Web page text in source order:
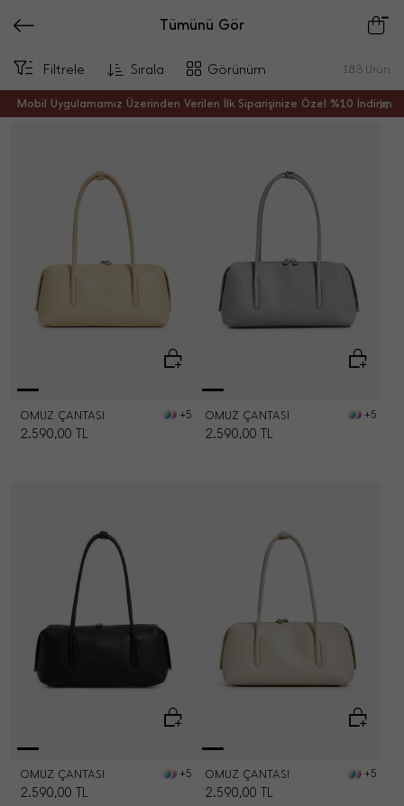
Mobil Uygulamamız Üzerinden Verilen İlk Siparişinize Özel %10 İndirim
Tümünü Gör
Filtrele Sırala Görünüm 183 Ürün
OMUZ ÇANTASI +5
2.590,00 TL
OMUZ ÇANTASI +5
2.590,00 TL
OMUZ ÇANTASI +5
2.590,00 TL
OMUZ ÇANTASI +5
2.590,00 TL